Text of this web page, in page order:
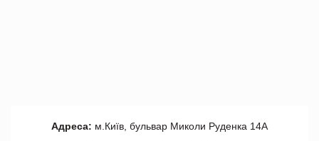
Адреса: м.Київ, бульвар Миколи Руденка 14А